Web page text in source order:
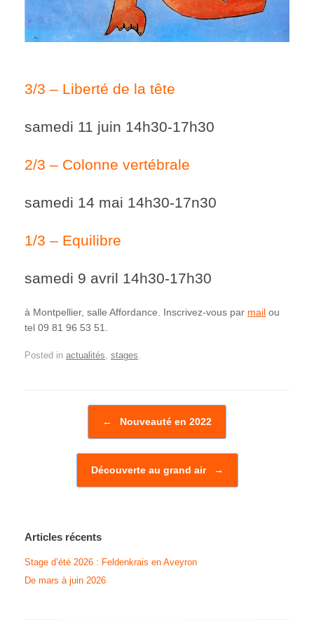
3/3 – Liberté de la tête
samedi 11 juin 14h30-17h30
2/3 – Colonne vertébrale
samedi 14 mai 14h30-17n30
1/3 – Equilibre
samedi 9 avril 14h30-17h30
à Montpellier, salle Affordance. Inscrivez-vous par mail ou
tel 09 81 96 53 51.
Posted in actualités, stages.
← Nouveauté en 2022
Découverte au grand air →
Articles récents
Stage d’été 2026 : Feldenkrais en Aveyron
De mars à juin 2026